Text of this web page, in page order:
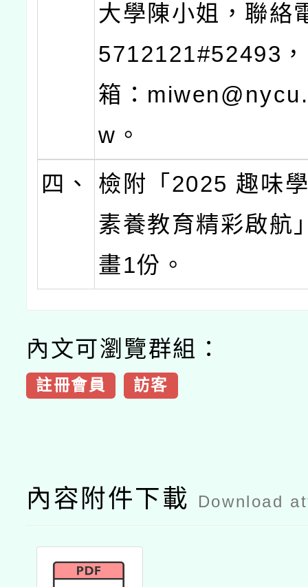
大學陳小姐，聯絡
5712121#52493
箱：
w。
四、
檢附「2025 趣味
素養教育精彩啟航
畫1份。
內文可瀏覽群組：
註冊會員 訪客
內容附件下載 Download